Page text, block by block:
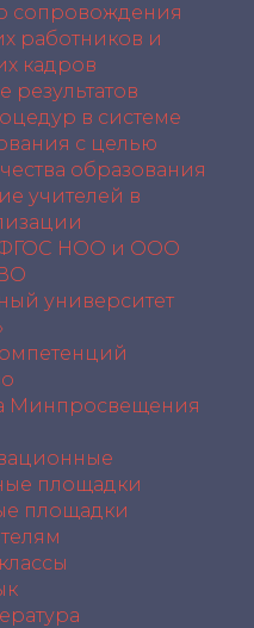
сопровождения
работников и
кадров
результатов
в системе
с целью
образования
учителей в
ФГОС НОО и ООО
университет
Минпросвещения
площадки
площадки